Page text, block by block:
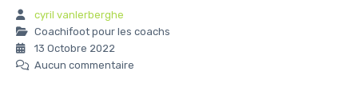
cyril vanlerberghe
Coachifoot pour les coachs
13 Octobre 2022
Aucun commentaire